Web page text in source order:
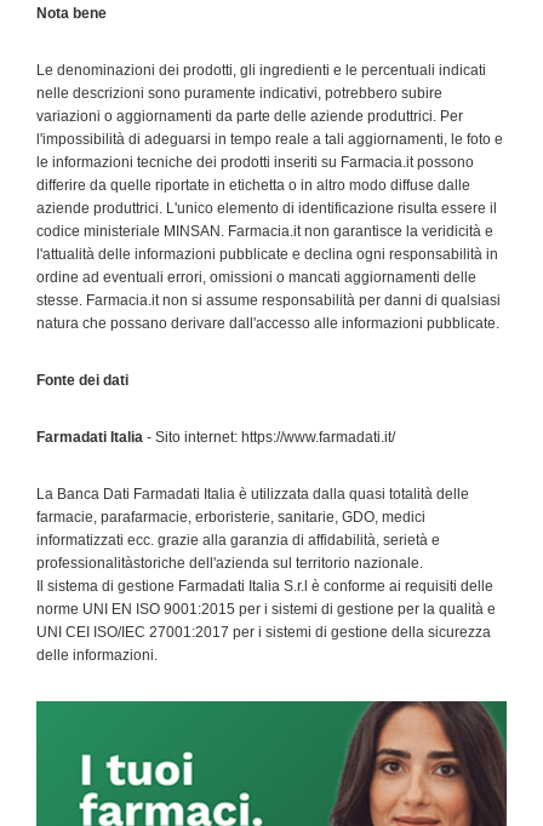
Nota bene
Le denominazioni dei prodotti, gli ingredienti e le percentuali indicati
nelle descrizioni sono puramente indicativi, potrebbero subire
variazioni o aggiornamenti da parte delle aziende produttrici. Per
l'impossibilità di adeguarsi in tempo reale a tali aggiornamenti, le foto e
le informazioni tecniche dei prodotti inseriti su Farmacia.it possono
differire da quelle riportate in etichetta o in altro modo diffuse dalle
aziende produttrici. L'unico elemento di identificazione risulta essere il
codice ministeriale MINSAN. Farmacia.it non garantisce la veridicità e
l'attualità delle informazioni pubblicate e declina ogni responsabilità in
ordine ad eventuali errori, omissioni o mancati aggiornamenti delle
stesse. Farmacia.it non si assume responsabilità per danni di qualsiasi
natura che possano derivare dall'accesso alle informazioni pubblicate.
Fonte dei dati
Farmadati Italia - Sito internet: https://www.farmadati.it/
La Banca Dati Farmadati Italia è utilizzata dalla quasi totalità delle
farmacie, parafarmacie, erboristerie, sanitarie, GDO, medici
informatizzati ecc. grazie alla garanzia di affidabilità, serietà e
professionalitàstoriche dell'azienda sul territorio nazionale.
Il sistema di gestione Farmadati Italia S.r.l è conforme ai requisiti delle
norme UNI EN ISO 9001:2015 per i sistemi di gestione per la qualità e
UNI CEI ISO/IEC 27001:2017 per i sistemi di gestione della sicurezza
delle informazioni.
Sidebar